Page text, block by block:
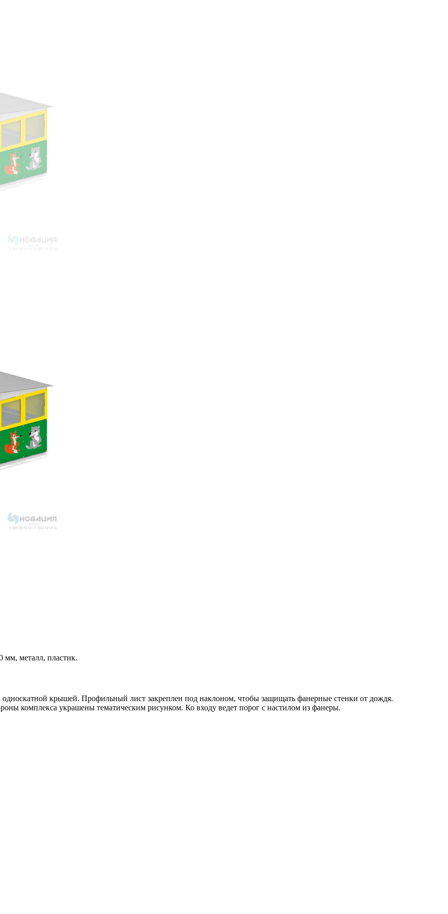
мм, металл, пластик.
односкатной крышей. Профильный лист закреплен под наклоном, чтобы защищать фанерные стенки от дождя.
комплекса украшены тематическим рисунком. Ко входу ведет порог с настилом из фанеры.